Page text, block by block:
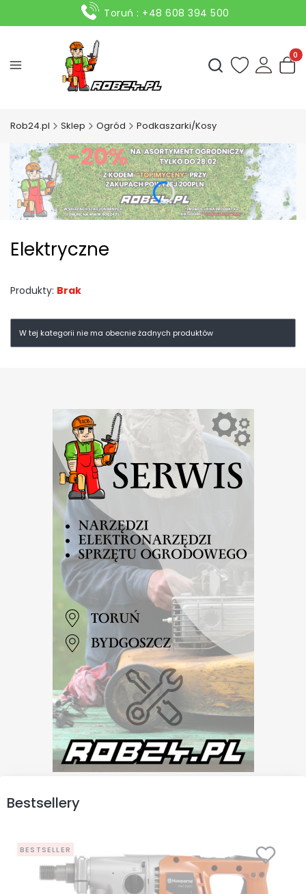
Toruń : +48 608 394 500
Otwórz
Rob24.pl Sklep Ogród Podkaszarki/Kosy
Elektryczne
Produkty: Brak
W tej kategorii nie ma obecnie żadnych produktów
Bestsellery
BESTSELLER